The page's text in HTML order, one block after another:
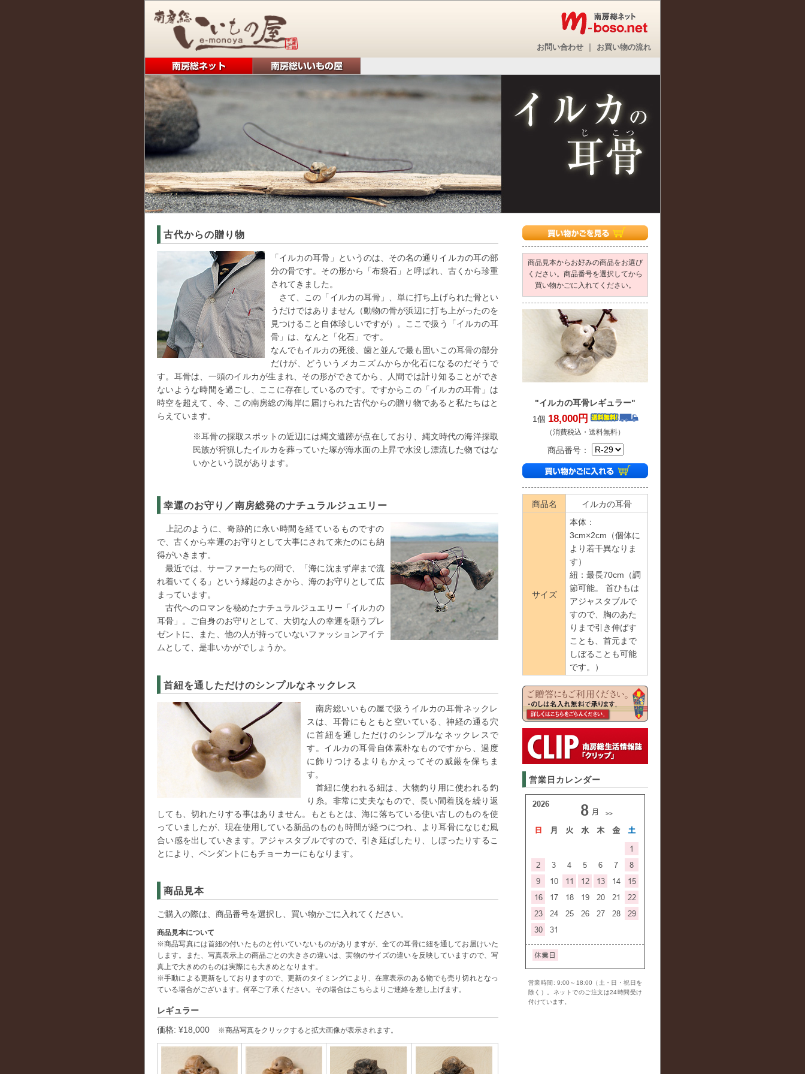
お問い合わせ ｜ お買い物の流れ
イルカの耳骨
古代からの贈り物
「イルカの耳骨」というのは、その名の通りイルカの耳の部
分の骨です。その形から「布袋石」と呼ばれ、古くから珍重
されてきました。
さて、この「イルカの耳骨」、単に打ち上げられた骨とい
うだけではありません（動物の骨が浜辺に打ち上がったのを
見つけること自体珍しいですが）。ここで扱う「イルカの耳
骨」は、なんと「化石」です。
なんでもイルカの死後、歯と並んで最も固いこの耳骨の部分
だけが、どういうメカニズムからか化石になるのだそうで
す。耳骨は、一頭のイルカが生まれ、その形ができてから、人間では計り知ることができ
ないような時間を過ごし、ここに存在しているのです。ですからこの「イルカの耳骨」は
時空を超えて、今、この南房総の海岸に届けられた古代からの贈り物であると私たちはと
らえています。
※耳骨の採取スポットの近辺には縄文遺跡が点在しており、縄文時代の海洋採取
民族が狩猟したイルカを葬っていた塚が海水面の上昇で水没し漂流した物ではな
いかという説があります。
幸運のお守り／南房総発のナチュラルジュエリー
上記のように、奇跡的に永い時間を経ているものですの
で、古くから幸運のお守りとして大事にされて来たのにも納
得がいきます。
最近では、サーファーたちの間で、「海に沈まず岸まで流
れ着いてくる」という縁起のよさから、海のお守りとして広
まっています。
古代へのロマンを秘めたナチュラルジュエリー「イルカの
耳骨」。ご自身のお守りとして、大切な人の幸運を願うプレ
ゼントに、また、他の人が持っていないファッションアイテ
ムとして、是非いかがでしょうか。
首紐を通しただけのシンプルなネックレス
南房総いいもの屋で扱うイルカの耳骨ネックレ
スは、耳骨にもともと空いている、神経の通る穴
に首紐を通しただけのシンプルなネックレスで
す。イルカの耳骨自体素朴なものですから、過度
に飾りつけるよりもかえってその威厳を保ちま
す。
首紐に使われる紐は、大物釣り用に使われる釣
り糸。非常に丈夫なもので、長い間着脱を繰り返
しても、切れたりする事はありません。もともとは、海に落ちている使い古しのものを使
っていましたが、現在使用している新品のものも時間が経つにつれ、より耳骨になじむ風
合い感を出していきます。アジャスタブルですので、引き延ばしたり、しぼったりするこ
とにより、ペンダントにもチョーカーにもなります。
商品見本
ご購入の際は、商品番号を選択し、買い物かごに入れてください。
商品見本について
※商品写真には首紐の付いたものと付いていないものがありますが、全ての耳骨に紐を通してお届けいた
します。また、写真表示上の商品ごとの大きさの違いは、実物のサイズの違いを反映していますので、写
真上で大きめのものは実際にも大きめとなります。
※手動による更新をしておりますので、更新のタイミングにより、在庫表示のある物でも売り切れとなっ
ている場合がございます。何卒ご了承ください。その場合はこちらよりご連絡を差し上げます。
レギュラー
価格: ¥18,000
※商品写真をクリックすると拡大画像が表示されます。
商品見本からお好みの商品をお選び
ください。商品番号を選択してから
買い物かごに入れてください。
"イルカの耳骨レギュラー"
1個 18,000円
（消費税込・送料無料）
商品番号：
商品名 イルカの耳骨
サイズ
本体：
3cm×2cm（個体に
より若干異なりま
す）
紐：最長70cm（調
節可能。 首ひもは
アジャスタブルで
すので、胸のあた
りまで引き伸ばす
ことも、首元まで
しぼることも可能
です。）
営業日カレンダー
営業時間: 9:00～18:00（土・日・祝日を
除く）。ネットでのご注文は24時間受け
付けています。